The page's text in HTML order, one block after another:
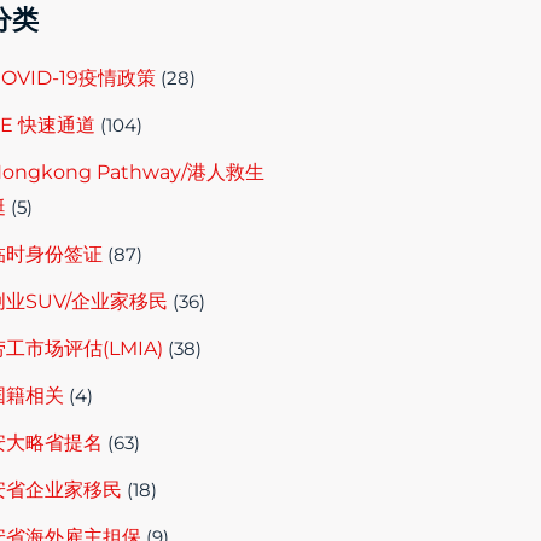
类
19疫情政策(28)
快速通道 (104)
Pathway/港人救生
(5)
时身份签证 (87)
业SUV/企业家移民 (36)
工市场评估(LMIA) (38)
籍相关 (4)
大略省提名 (63)
省企业家移民 (18)